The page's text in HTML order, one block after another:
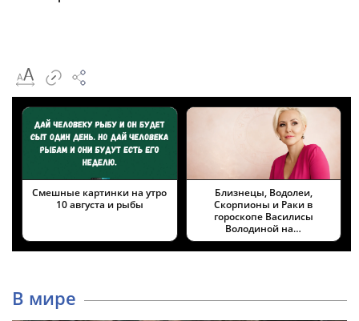
Смешные картинки на утро
10 августа и рыбы
Близнецы, Водолеи,
Скорпионы и Раки в
гороскопе Василисы
Володиной на…
В мире